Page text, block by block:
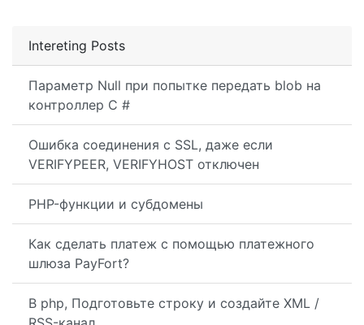
Intereting Posts
Параметр Null при попытке передать blob на
контроллер C #
Ошибка соединения с SSL, даже если
VERIFYPEER, VERIFYHOST отключен
PHP-функции и субдомены
Как сделать платеж с помощью платежного
шлюза PayFort?
В php, Подготовьте строку и создайте XML /